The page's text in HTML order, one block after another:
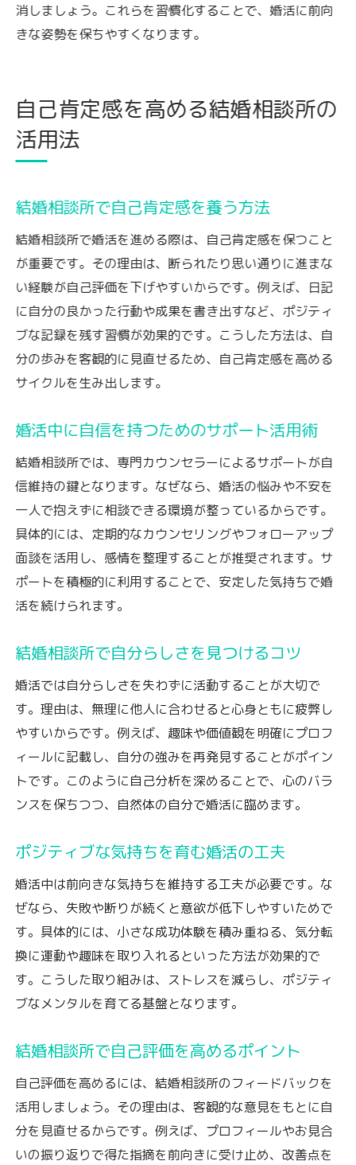
消しましょう。これらを習慣化することで、婚活に前向
きな姿勢を保ちやすくなります。
自己肯定感を高める結婚相談所の
活用法
結婚相談所で自己肯定感を養う方法
結婚相談所で婚活を進める際は、自己肯定感を保つこと
が重要です。その理由は、断られたり思い通りに進まな
い経験が自己評価を下げやすいからです。例えば、日記
に自分の良かった行動や成果を書き出すなど、ポジティ
ブな記録を残す習慣が効果的です。こうした方法は、自
分の歩みを客観的に見直せるため、自己肯定感を高める
サイクルを生み出します。
婚活中に自信を持つためのサポート活用術
結婚相談所では、専門カウンセラーによるサポートが自
信維持の鍵となります。なぜなら、婚活の悩みや不安を
一人で抱えずに相談できる環境が整っているからです。
具体的には、定期的なカウンセリングやフォローアップ
面談を活用し、感情を整理することが推奨されます。サ
ポートを積極的に利用することで、安定した気持ちで婚
活を続けられます。
結婚相談所で自分らしさを見つけるコツ
婚活では自分らしさを失わずに活動することが大切で
す。理由は、無理に他人に合わせると心身ともに疲弊し
やすいからです。例えば、趣味や価値観を明確にプロフ
ィールに記載し、自分の強みを再発見することがポイン
トです。このように自己分析を深めることで、心のバラ
ンスを保ちつつ、自然体の自分で婚活に臨めます。
ポジティブな気持ちを育む婚活の工夫
婚活中は前向きな気持ちを維持する工夫が必要です。な
ぜなら、失敗や断りが続くと意欲が低下しやすいためで
す。具体的には、小さな成功体験を積み重ねる、気分転
換に運動や趣味を取り入れるといった方法が効果的で
す。こうした取り組みは、ストレスを減らし、ポジティ
ブなメンタルを育てる基盤となります。
結婚相談所で自己評価を高めるポイント
自己評価を高めるには、結婚相談所のフィードバックを
活用しましょう。その理由は、客観的な意見をもとに自
分を見直せるからです。例えば、プロフィールやお見合
いの振り返りで得た指摘を前向きに受け止め、改善点を